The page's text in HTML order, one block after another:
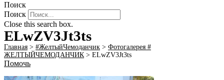
Поиск
Поиск
Close this search box.
ELwZV3Jt3ts
Главная > #ЖелтыйЧемоданчик > Фотогалерея #
ЖЕЛТЫЙЧЕМОДАНЧИК> ELwZV3Jt3ts
Помочь